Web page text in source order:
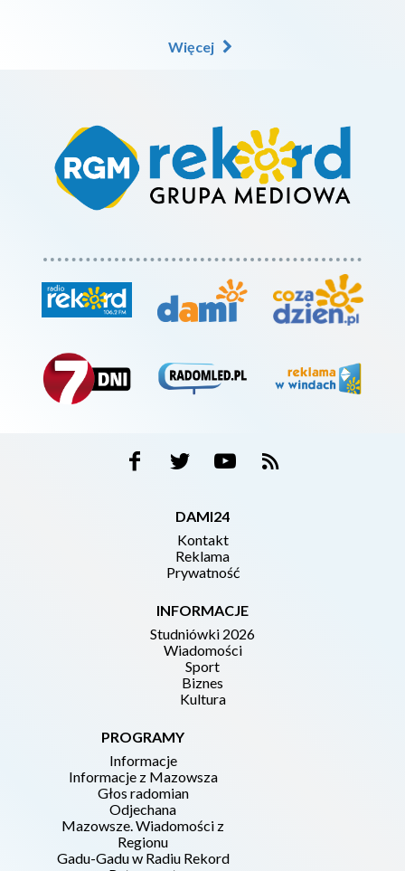
Więcej
DAMI24
Kontakt
Reklama
Prywatność
INFORMACJE
Studniówki 2026
Wiadomości
Sport
Biznes
Kultura
PROGRAMY
Informacje
Informacje z Mazowsza
Głos radomian
Odjechana
Mazowsze. Wiadomości z
Regionu
Gadu-Gadu w Radiu Rekord